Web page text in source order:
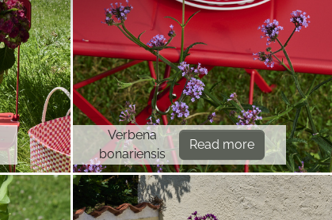
Verbena
bonariensis
Read more